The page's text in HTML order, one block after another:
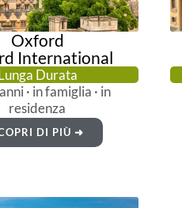
Oxford
International
Durata
· in famiglia · in
residenza
DI PIÙ ➜